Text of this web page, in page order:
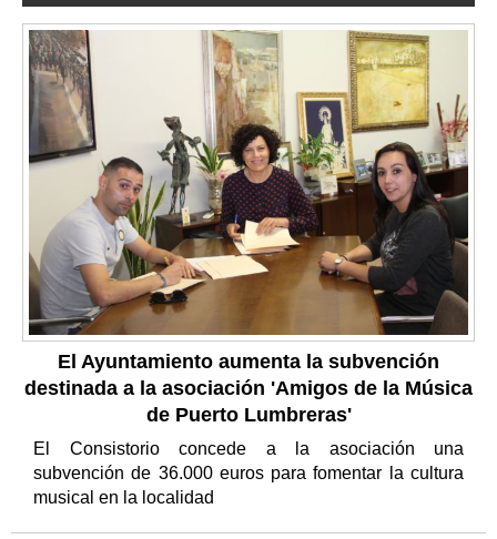
El Ayuntamiento aumenta la subvención
destinada a la asociación 'Amigos de la Música
de Puerto Lumbreras'
El Consistorio concede a la asociación una
subvención de 36.000 euros para fomentar la cultura
musical en la localidad